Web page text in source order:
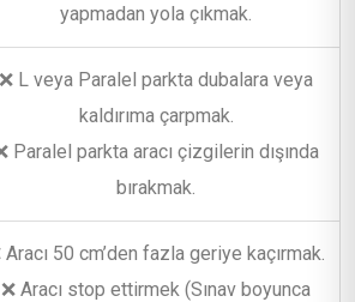
yapmadan yola çıkmak.
❌ L veya Paralel parkta dubalara veya
kaldırıma çarpmak.
Paralel parkta aracı çizgilerin dışında
bırakmak.
Aracı 50 cm’den fazla geriye kaçırmak.
❌ Aracı stop ettirmek (Sınav boyunca